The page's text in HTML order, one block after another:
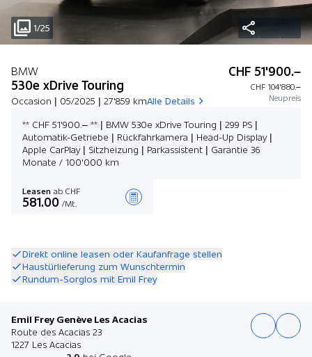
1/25
BMW
530e xDrive Touring
Occasion | 05/2025 | 27'859 kmAlle Details
CHF 51'900.–
CHF 104'880.–
Neupreis
** CHF 51'900.– ** | BMW 530e xDrive Touring | 299 PS |
Automatik-Getriebe | Rückfahrkamera | Head-Up Display |
Apple CarPlay | Sitzheizung | Parkassistent | Garantie 36
Monate / 100'000 km
Leasen ab CHF
581.00 /Mt.
Direkt online leasen oder Kaufanfrage stellen
Haustürlieferung zum Wunschtermin
Rundum-Sorglos mit Emil Frey
Emil Frey Genève Les Acacias
Route des Acacias 23
1227 Les Acacias